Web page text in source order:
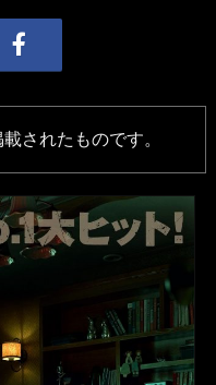
されたものです。